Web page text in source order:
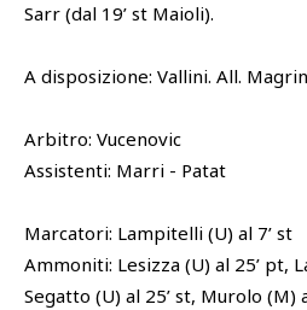
Sarr (dal 19’ st Maioli).
A disposizione: Vallini. All.
Arbitro: Vucenovic
Assistenti: Marri - Patat
Marcatori: Lampitelli (U) al 7’ st
Ammoniti: Lesizza (U) al 25’ pt,
Segatto (U) al 25’ st, Murolo (M)